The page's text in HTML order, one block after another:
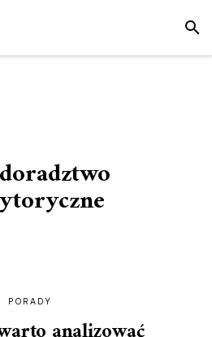
doradztwo
PORADY